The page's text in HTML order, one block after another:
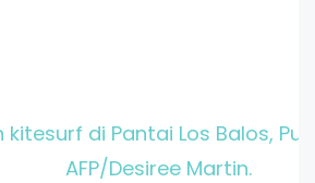
kitesurf di Pantai Los Balos,
AFP/Desiree Martin.